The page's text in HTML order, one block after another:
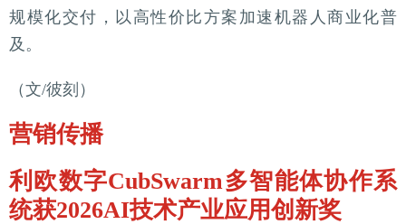
规模化交付，以高性价比方案加速机器人商业化普
及。
（文/彼刻）
营销传播
利欧数字CubSwarm多智能体协作系
统获2026AI技术产业应用创新奖